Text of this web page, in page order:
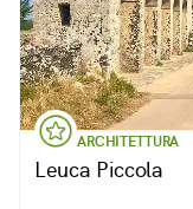
ARCHITETTURA
Leuca Piccola